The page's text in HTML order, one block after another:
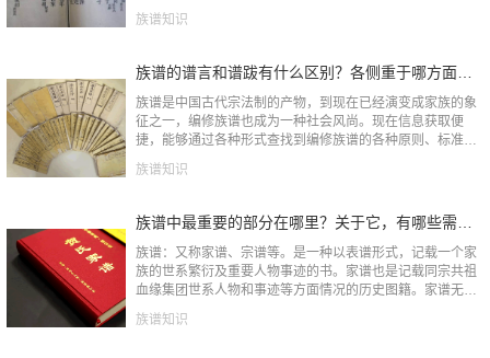
同时，修谱的时候就会碰到一些情况，比如族人信息不完
全，尤其是一些家族...
族谱知识
族谱的谱言和谱跋有什么区别？各侧重于哪方面的内容？
族谱是中国古代宗法制的产物，到现在已经演变成家族的象
征之一，编修族谱也成为一种社会风尚。现在信息获取便
捷，能够通过各种形式查找到编修族谱的各种原则、标准
等。今天小谱想要讲的是关于族谱的小细节，能够给正在和
将要编修家谱的人们一...
族谱知识
族谱：又称家谱、宗谱等。是一种以表谱形式，记载一个家
族的世系繁衍及重要人物事迹的书。家谱也是记载同宗共祖
血缘集团世系人物和事迹等方面情况的历史图籍。家谱无论
是对家族还是在历史层面都占有较大的分量，那在正本家谱
中最重要的部分是...
族谱知识